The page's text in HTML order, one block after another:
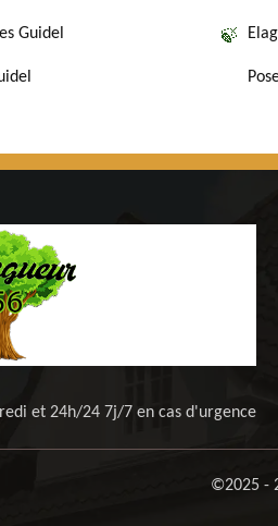
Guidel
et 24h/24 7j/7 en cas d'urgence
©2025 -